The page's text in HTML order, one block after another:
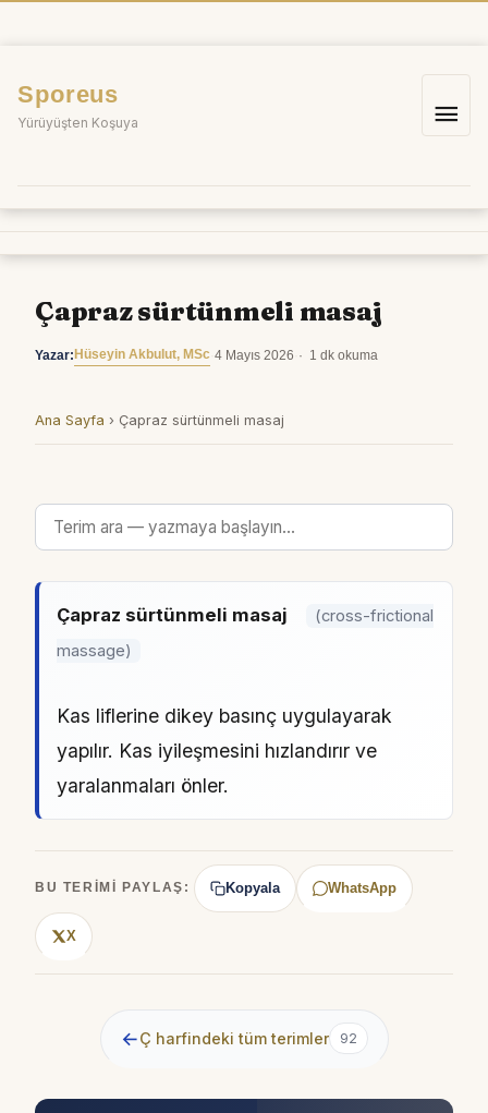
Sporeus
Yürüyüşten Koşuya
Ana
Çapraz sürtünmeli masaj
Yazar: Hüseyin Akbulut, MSc 4 Mayıs 2026 1 dk okuma
Ana Sayfa › Çapraz sürtünmeli masaj
Çapraz sürtünmeli masaj
(cross-frictional
massage)
Kas liflerine dikey basınç uygulayarak
yapılır. Kas iyileşmesini hızlandırır ve
yaralanmaları önler.
BU TERIMI PAYLAŞ: Kopyala WhatsApp
X
←Ç harfindeki tüm terimler 92